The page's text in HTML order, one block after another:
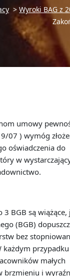
> Wyroki BAG z
umowy
07 ) wymóg
oświadczenia do
w
BGB są wiążące,
(BGB)
bez
każdym
małych
brzmieniu i